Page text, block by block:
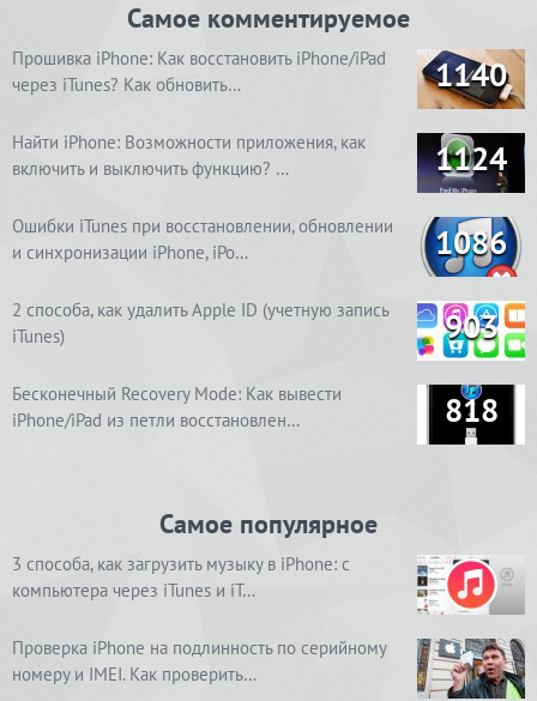
Самое комментируемое
Прошивка iPhone: Как восстановить iPhone/iPad
через iTunes? Как обновить…
1140
Найти iPhone: Возможности приложения, как
включить и выключить функцию? …
1124
Ошибки iTunes при восстановлении, обновлении
и синхронизации iPhone, iPo…
1086
2 способа, как удалить Apple ID (учетную запись
iTunes)
903
Бесконечный Recovery Mode: Как вывести
iPhone/iPad из петли восстановлен…
818
Самое популярное
3 способа, как загрузить музыку в iPhone: с
компьютера через iTunes и iT…
Проверка iPhone на подлинность по серийному
номеру и IMEI. Как проверить…